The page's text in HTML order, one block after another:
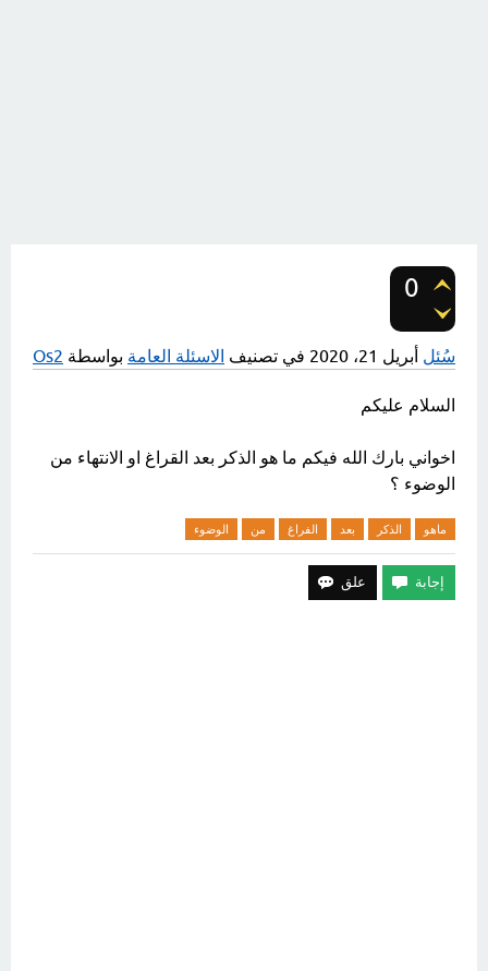
0
سُئل أبريل 21، 2020 في تصنيف الاسئلة العامة بواسطة Os2
السلام عليكم
اخواني بارك الله فيكم ما هو الذكر بعد القراغ او الانتهاء من
الوضوء ؟
ماهو الذكر بعد الفراغ من الوضوء